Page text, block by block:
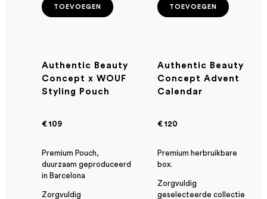
TOEVOEGEN TOEVOEGEN
Authentic Beauty
Concept x WOUF
Styling Pouch
€ 109
Premium Pouch,
duurzaam geproduceerd
in Barcelona
Zorgvuldig
Authentic Beauty
Concept Advent
Calendar
€ 120
Premium herbruikbare
box.
Zorgvuldig
geselecteerde collectie